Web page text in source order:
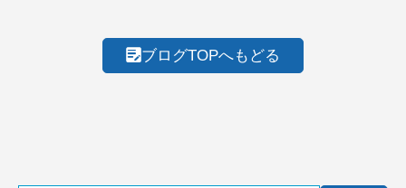
ブログTOPへもどる